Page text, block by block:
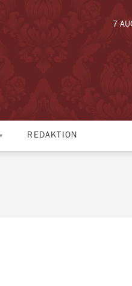
7
REDAKTION